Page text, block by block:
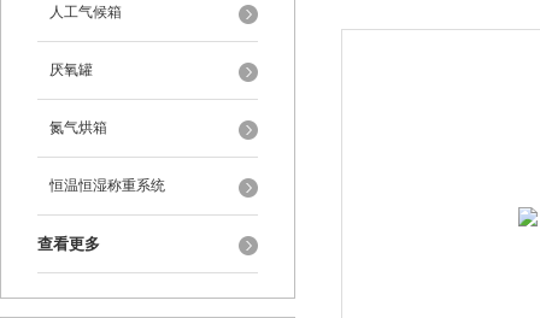
人工气候箱
厌氧罐
氮气烘箱
恒温恒湿称重系统
查看更多